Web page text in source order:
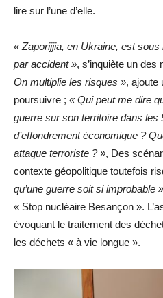
lire sur l’une d’elle.
« Zaporijjia, en Ukraine, est
par accident », s’inquiète un des
On multiplie les risques », ajoute
poursuivre ; « Qui peut me dire
guerre sur son territoire dans les
d’effondrement économique ?
attaque terroriste ? », Des
contexte géopolitique toutefois
qu’une guerre soit si improbable »
« Stop nucléaire Besançon ».
évoquant le traitement des
les déchets « à vie longue ».